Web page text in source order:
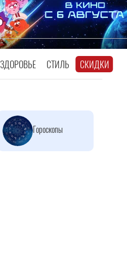
ЗДОРОВЬЕ СТИЛЬ СКИДКИ
Гороскопы